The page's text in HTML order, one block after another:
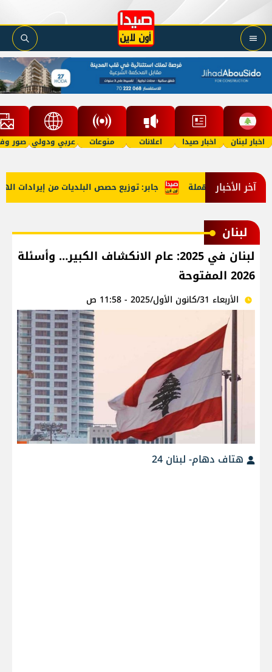
اخبار لبنان اخبار صيدا اعلانات منوعات عربي ودولي صور
آخر الأخبار جابر: توزيع حصص البلديات من إيرادات الهاتف الصيد المهملة
لبنان
لبنان في 2025: عام الانكشاف الكبير… وأسئلة
2026 المفتوحة
الأربعاء 31/كانون الأول/2025 - 11:58 ص
هتاف دهام- لبنان 24